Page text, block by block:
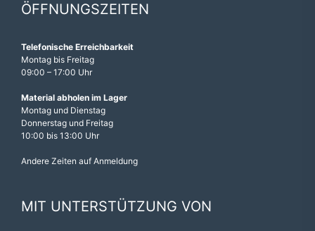
ÖFFNUNGSZEITEN
Telefonische Erreichbarkeit
Montag bis Freitag
09:00 – 17:00 Uhr
Material abholen im Lager
Montag und Dienstag
Donnerstag und Freitag
10:00 bis 13:00 Uhr
Andere Zeiten auf Anmeldung
MIT UNTERSTÜTZUNG VON